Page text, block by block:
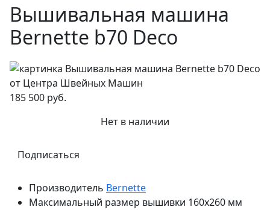
Вышивальная машина
Bernette b70 Deco
185 500 руб.
Нет в наличии
Подписаться
Производитель Bernette
Максимальный размер вышивки 160x260 мм